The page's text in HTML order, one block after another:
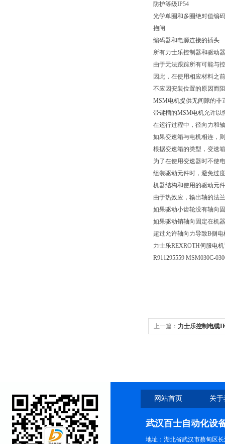
防护等级IP54
光学单圈和多圈绝对值编
抱闸
编码器和电源连接的插头
所有力士乐控制器和驱动
由于无法跟踪所有可能与
因此，在使用相应材料之
不应因安装位置的原因而
MSM电机提供无间隙的非
带键槽的MSM电机允许以
在运行过程中，径向力和
如果变速箱与电机相连，
根据变速箱的类型，变速
为了在使用变速器时不使
组装驱动元件时，避免过
机器结构和使用的驱动元
由于热效应，输出轴的法
如果驱动小齿轮没有轴向
如果驱动销轴向固定在机
超过允许轴向力导致B侧
力士乐REXROTH伺服电
R911295559 MSM030C-
上一篇： 力士乐控制电缆
网站首页 关
武汉百士自动化设
地址：湖北省武汉市蔡甸区